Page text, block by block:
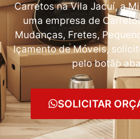
Carretos na Vila Jacuí, a
uma empresa de
Mudanças, Fretes,
Içamento de Móveis,
pelo botão
SOLICITAR